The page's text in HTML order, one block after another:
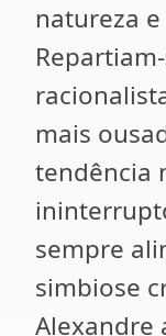
natureza
mais
tendência
sempre
simbiose
Alexandre